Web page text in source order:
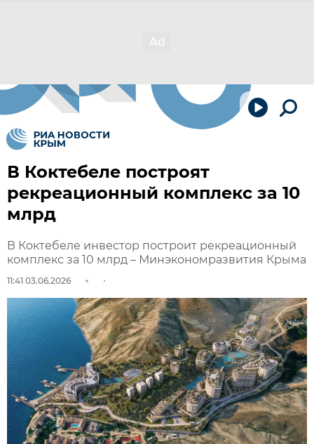
В Коктебеле построят
рекреационный комплекс за 10
млрд
В Коктебеле инвестор построит рекреационный
комплекс за 10 млрд – Минэкономразвития Крыма
11:41 03.06.2026